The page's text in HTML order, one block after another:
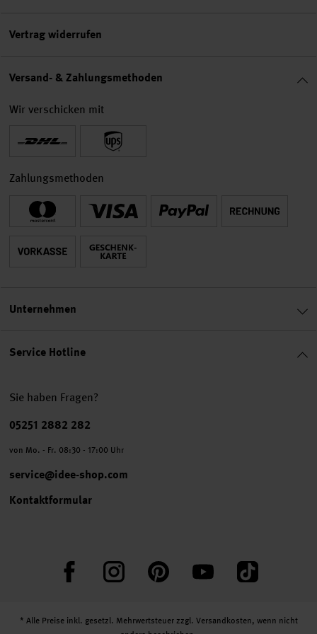
Service Hotline
Sie haben Fragen?
Telefonnummer
05251 2882 282
von Mo. - Fr. 08:30 - 17:00 Uhr
service@idee-shop.com
Kontaktformular
FacebookInstagram PinterestYouTube TikTok
Vertrag widerrufen
Versand- & Zahlungsmethoden
Wir verschicken mit
Zahlungsmethoden
Unternehmen
* Alle Preise inkl. gesetzl. Mehrwertsteuer zzgl. Versandkosten, wenn nicht